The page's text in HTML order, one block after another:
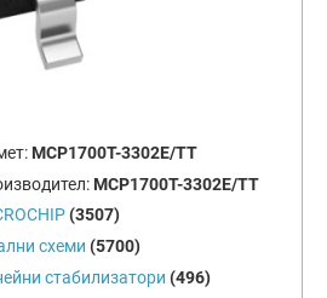
MCP1700T-3302E/TT
MCP1700T-3302E/TT
(3507)
схеми (5700)
стабилизатори (496)